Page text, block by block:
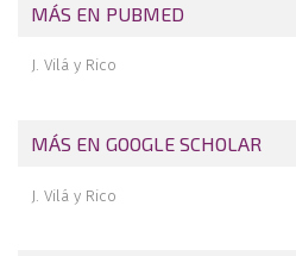
MÁS EN PUBMED
J. Vilá y Rico
MÁS EN GOOGLE SCHOLAR
J. Vilá y Rico